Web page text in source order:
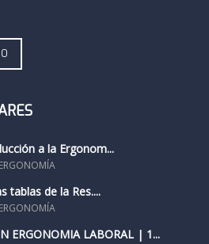
a la Ergonom...
tablas de la Res....
ERGONOMÍA LABORAL | 1...